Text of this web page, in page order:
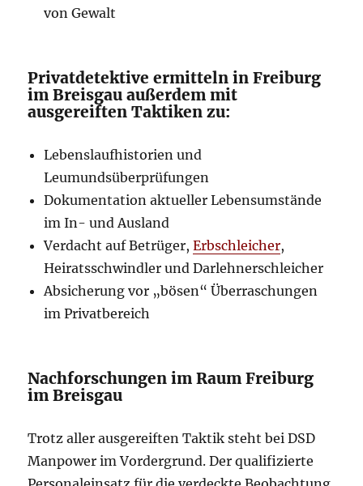
von Gewalt
Privatdetektive ermitteln in Freiburg
im Breisgau außerdem mit
ausgereiften Taktiken zu:
Lebenslaufhistorien und
Leumundsüberprüfungen
Dokumentation aktueller Lebensumstände
im In- und Ausland
Verdacht auf Betrüger,Erbschleicher,
Heiratsschwindler und Darlehnerschleicher
Absicherung vor „bösen“ Überraschungen
im Privatbereich
Nachforschungen im Raum Freiburg
im Breisgau
Trotz aller ausgereiften Taktik steht bei DSD
Manpower im Vordergrund. Der qualifizierte